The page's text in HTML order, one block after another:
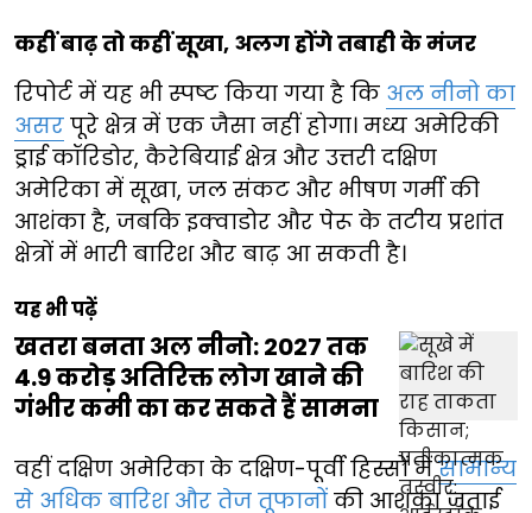
कहीं बाढ़ तो कहीं सूखा, अलग होंगे तबाही के मंजर
रिपोर्ट में यह भी स्पष्ट किया गया है कि अल नीनो का
असर पूरे क्षेत्र में एक जैसा नहीं होगा। मध्य अमेरिकी
ड्राई कॉरिडोर, कैरेबियाई क्षेत्र और उत्तरी दक्षिण
अमेरिका में सूखा, जल संकट और भीषण गर्मी की
आशंका है, जबकि इक्वाडोर और पेरू के तटीय प्रशांत
क्षेत्रों में भारी बारिश और बाढ़ आ सकती है।
यह भी पढ़ें
खतरा बनता अल नीनो: 2027 तक
4.9 करोड़ अतिरिक्त लोग खाने की
गंभीर कमी का कर सकते हैं सामना
वहीं दक्षिण अमेरिका के दक्षिण-पूर्वी हिस्सों मेंसामान्य
से अधिक बारिश और तेज तूफानों की आशंका जताई